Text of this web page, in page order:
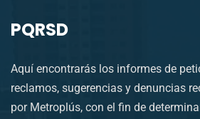
PQRSD
Aquí encontrarás los informes de
reclamos, sugerencias y denuncias
por Metroplús, con el fin de